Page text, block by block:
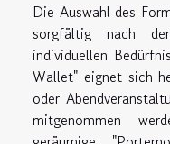
Die Auswahl des
sorgfältig nach
individuellen
Wallet" eignet sich
oder
mitgenommen